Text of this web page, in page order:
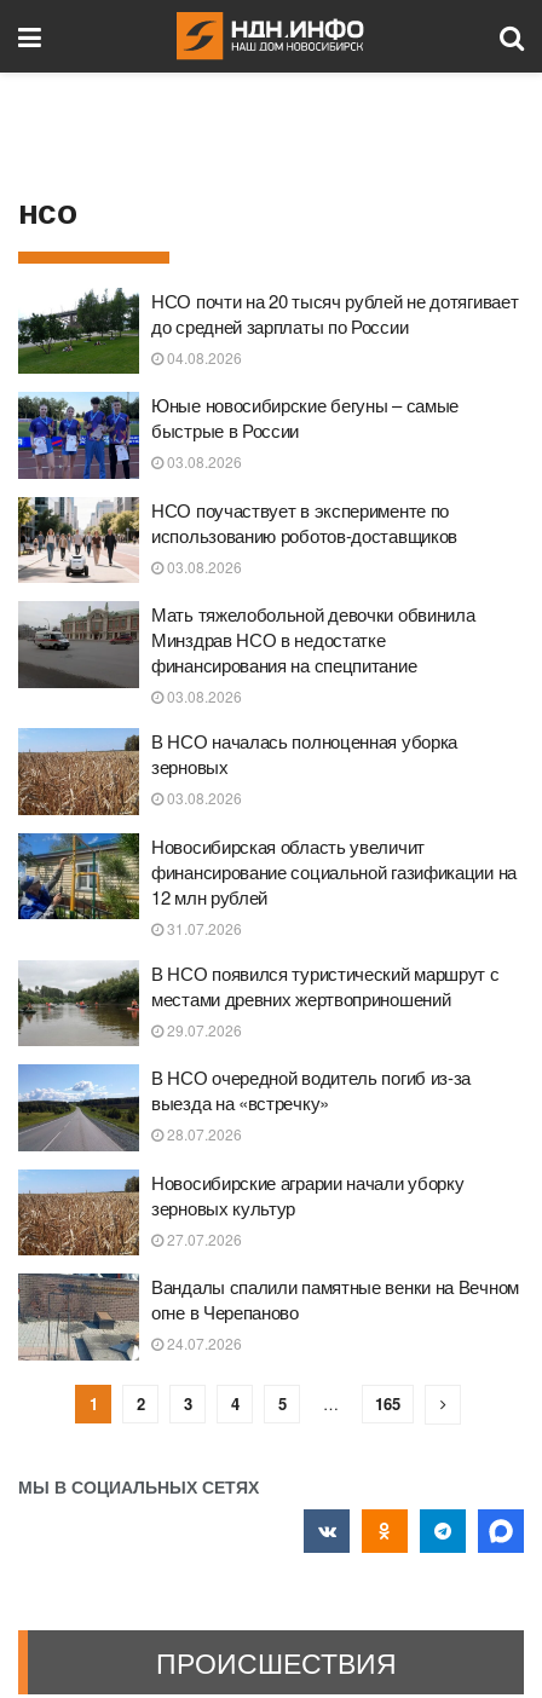
нсо
НСО почти на 20 тысяч рублей не дотягивает
до средней зарплаты по России
04.08.2026
Юные новосибирские бегуны – самые
быстрые в России
03.08.2026
НСО поучаствует в эксперименте по
использованию роботов-доставщиков
03.08.2026
Мать тяжелобольной девочки обвинила
Минздрав НСО в недостатке
финансирования на спецпитание
03.08.2026
В НСО началась полноценная уборка
зерновых
03.08.2026
Новосибирская область увеличит
финансирование социальной газификации на
12 млн рублей
31.07.2026
В НСО появился туристический маршрут с
местами древних жертвоприношений
29.07.2026
В НСО очередной водитель погиб из-за
выезда на «встречку»
28.07.2026
Новосибирские аграрии начали уборку
зерновых культур
27.07.2026
Вандалы спалили памятные венки на Вечном
огне в Черепаново
24.07.2026
1 2 3 4 5 … 165
МЫ В СОЦИАЛЬНЫХ СЕТЯХ
ПРОИСШЕСТВИЯ